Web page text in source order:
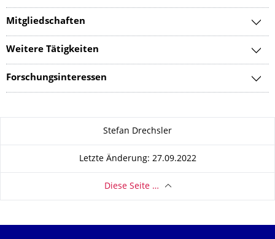
Mitgliedschaften
Weitere Tätigkeiten
Forschungsinteressen
Stefan Drechsler
Letzte Änderung: 27.09.2022
Diese Seite …